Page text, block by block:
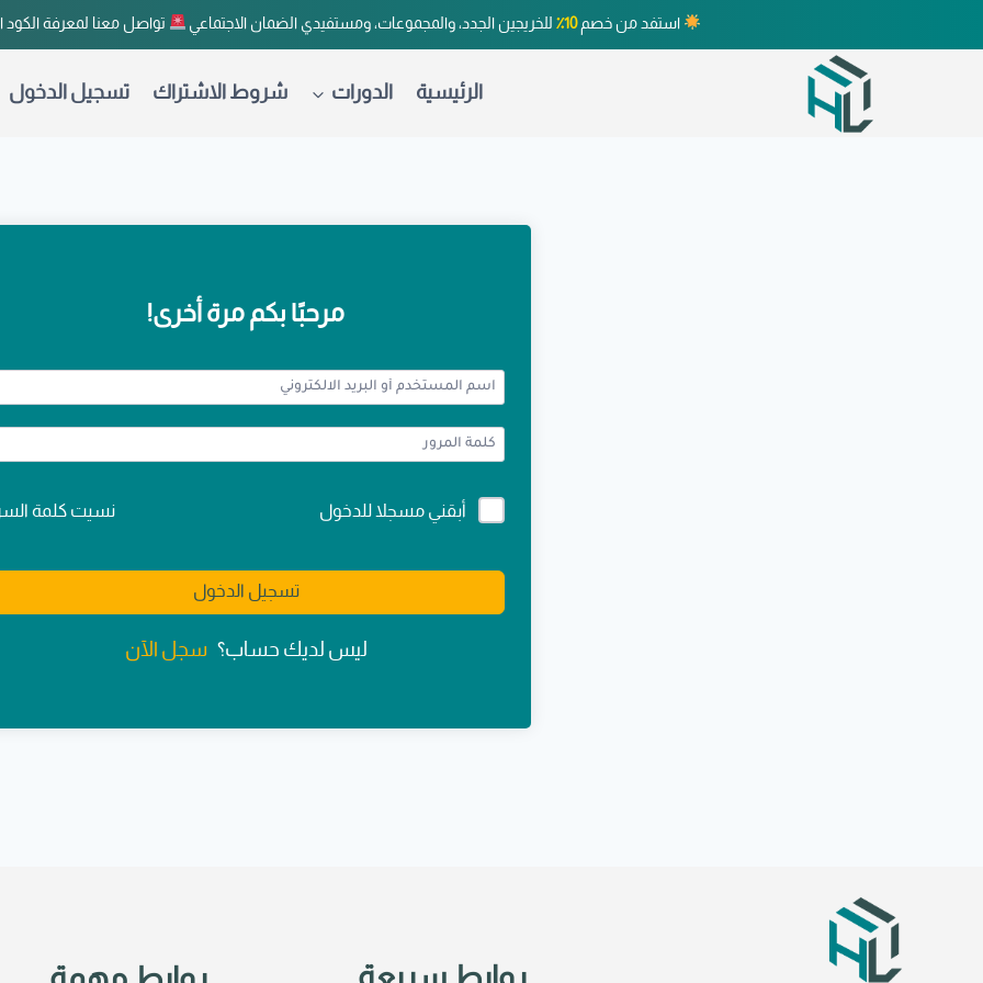
استفد من خصم10٪ للخريجين الجدد، والمجموعات، ومستفيدي الضمان الاجتماعي تواصل معنا لمعرفة
الرئيسية الدورات شروط الاشتراك تسجيل الدخول
مرحبًا بكم مرة أخرى!
Alternative:
أبقني مسجلا للدخول نسيت كلمة
تسجيل الدخول
ليس لديك حساب؟ سجل الآن